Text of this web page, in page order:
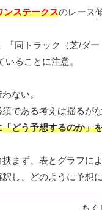
ンステークスのレース
同トラック（芝/ダー
ることに注意。
ない。
である考えは揺るがな
どう予想するのか」
まず、表とグラフに
し、どのように予想